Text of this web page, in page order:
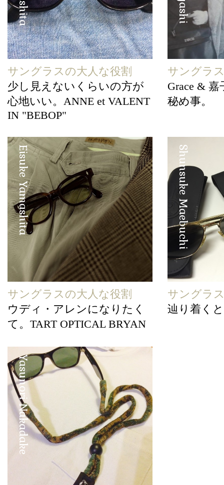
サングラスの大人な役割
少し見えないくらいの方が
心地いい。ANNE et VALENT
IN "BEBOP"
サングラ
Grace &
秘め事。
Eisuke Yamashita
サングラスの大人な役割
ウディ・アレンになりたく
て。TART OPTICAL BRYAN
Shunsuke Maebuchi
サングラ
辿り着く
Yasunori Nakadake